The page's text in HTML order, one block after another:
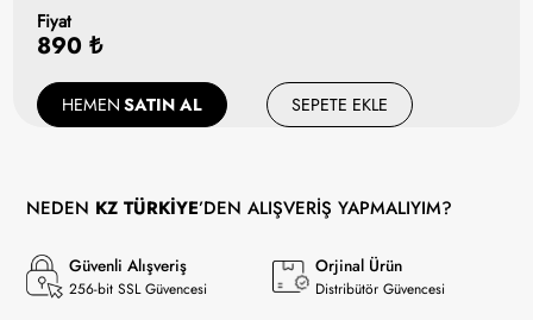
Fiyat
890 ₺
HEMEN SATIN AL SEPETE EKLE
NEDEN KZ TÜRKİYE’DEN ALIŞVERİŞ YAPMALIYIM?
Güvenli Alışveriş
256-bit SSL Güvencesi
Orjinal Ürün
Distribütör Güvencesi